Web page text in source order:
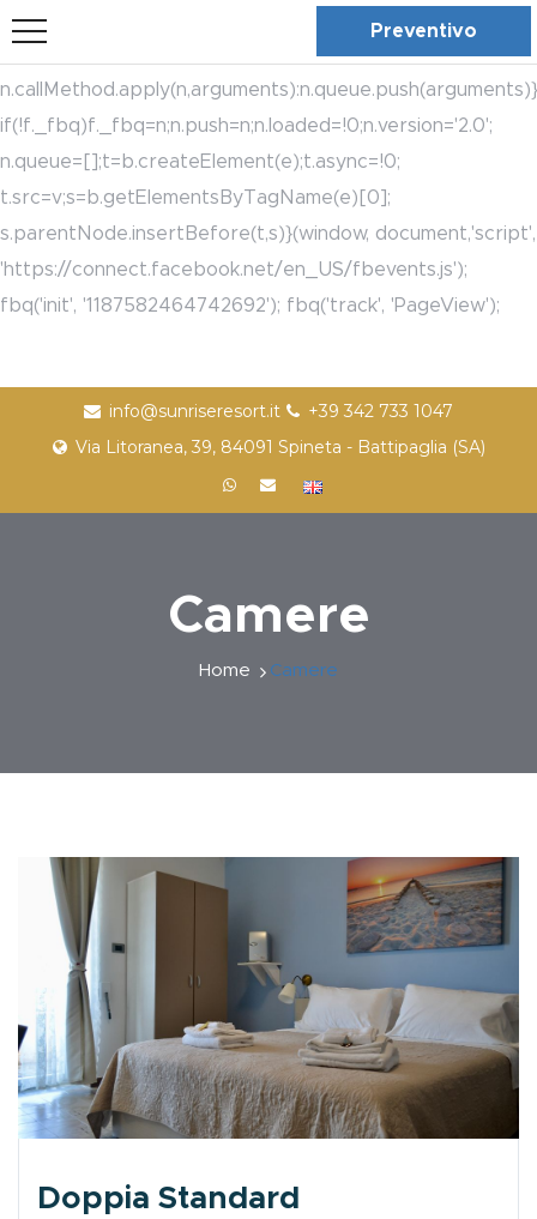
bool(true)
{if(f.fbq)return;n=f.fbq=function(){n.callMethod?
if(!f._fbq)f._fbq=n;n.push=n;n.loaded=!0;n.version='2.0';
n.queue=[];t=b.createElement(e);t.async=!0;
t.src=v;s=b.getElementsByTagName(e)[0];
s.parentNode.insertBefore(t,s)}(window, document,'script',
'https://connect.facebook.net/en_US/fbevents.js');
fbq('init', '1187582464742692'); fbq('track', 'PageView');
info@sunriseresort.it
+39 342 733 1047
Via Litoranea, 39, 84091 Spineta - Battipaglia (SA)
Preventivo
Camere
Home Camere
Doppia Standard